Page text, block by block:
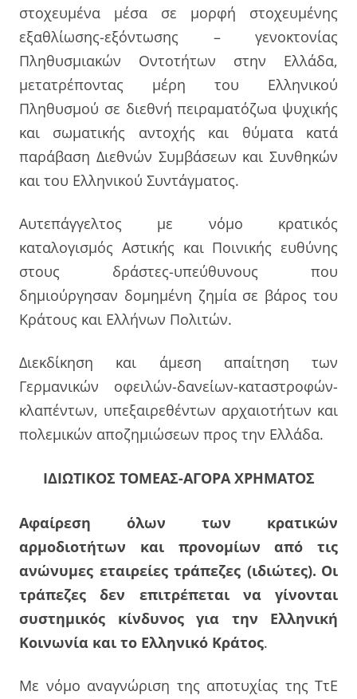
στοχευμένα μέσα σε μορφή στοχευμένης
εξαθλίωσης-εξόντωσης – γενοκτονίας
Πληθυσμιακών Οντοτήτων στην Ελλάδα,
μετατρέποντας μέρη του Ελληνικού
Πληθυσμού σε διεθνή πειραματόζωα ψυχικής
και σωματικής αντοχής και θύματα κατά
παράβαση Διεθνών Συμβάσεων και Συνθηκών
και του Ελληνικού Συντάγματος.
Αυτεπάγγελτος με νόμο κρατικός
καταλογισμός Αστικής και Ποινικής ευθύνης
στους δράστες-υπεύθυνους που
δημιούργησαν δομημένη ζημία σε βάρος του
Κράτους και Ελλήνων Πολιτών.
Διεκδίκηση και άμεση απαίτηση των
Γερμανικών οφειλών-δανείων-καταστροφών-
κλαπέντων, υπεξαιρεθέντων αρχαιοτήτων και
πολεμικών αποζημιώσεων προς την Ελλάδα.
ΙΔΙΩΤΙΚΟΣ ΤΟΜΕΑΣ-ΑΓΟΡΑ ΧΡΗΜΑΤΟΣ
Αφαίρεση όλων των κρατικών
αρμοδιοτήτων και προνομίων από τις
ανώνυμες εταιρείες τράπεζες (ιδιώτες). Οι
τράπεζες δεν επιτρέπεται να γίνονται
συστημικός κίνδυνος για την Ελληνική
Κοινωνία και το Ελληνικό Κράτος.
Με νόμο αναγνώριση της αποτυχίας της ΤτΕ